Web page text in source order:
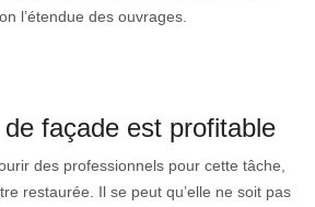
l’étendue des ouvrages.
façade est profitable
des professionnels pour cette tâche,
restaurée. Il se peut qu’elle ne soit pas